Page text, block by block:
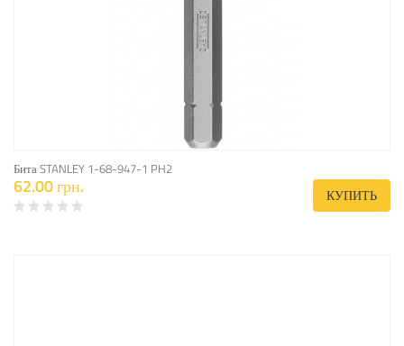
Бита STANLEY 1-68-947-1 PH2
62.00 грн. КУПИТЬ